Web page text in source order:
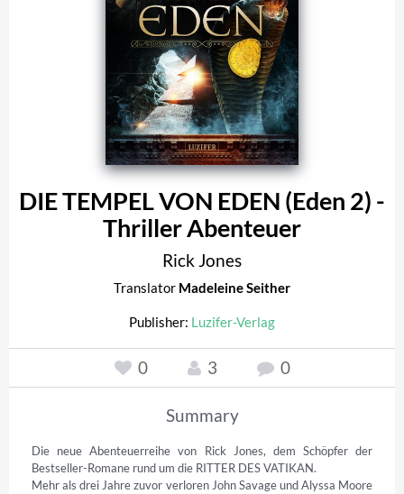
DIE TEMPEL VON EDEN (Eden 2) -
Thriller Abenteuer
Rick Jones
Translator Madeleine Seither
Publisher: Luzifer-Verlag
0 3 0
Summary
Die neue Abenteuerreihe von Rick Jones, dem Schöpfer der
Bestseller-Romane rund um die RITTER DES VATIKAN.
Mehr als drei Jahre zuvor verloren John Savage und Alyssa Moore